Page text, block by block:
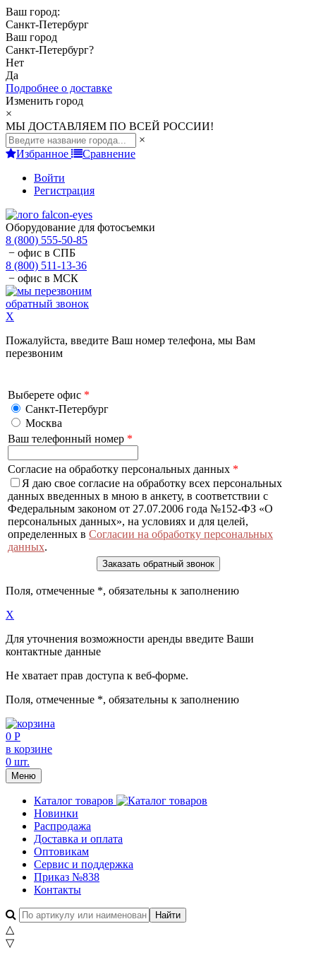
Ваш город:
Санкт-Петербург
Ваш город
Санкт-Петербург?
Нет
Да
Подробнее о доставке
Изменить город
×
МЫ ДОСТАВЛЯЕМ ПО ВСЕЙ РОССИИ!
×
Избранное
Сравнение
Войти
Регистрация
Оборудование для фотосъемки
8 (800) 555-50-85
− офис в СПБ
8 (800) 511-13-36
− офис в МСК
обратный звонок
X
Пожалуйста, введите Ваш номер телефона, мы Вам
перезвоним
Выберете офис *
Санкт-Петербург
Москва
Ваш телефонный номер *
Согласие на обработку персональных данных *
Я даю свое согласие на обработку всех персональных
данных введенных в мною в анкету, в соответствии с
Федеральным законом от 27.07.2006 года №152-ФЗ «О
персональных данных», на условиях и для целей,
определенных в Согласии на обработку персональных
данных.
Поля, отмеченные *, обязательны к заполнению
X
Для уточнения возможности аренды введите Ваши
контактные данные
Не хватает прав доступа к веб-форме.
Поля, отмеченные *, обязательны к заполнению
0 Р
в корзине
0 шт.
Меню
Каталог товаров
Новинки
Распродажа
Доставка и оплата
Оптовикам
Сервис и поддержка
Приказ №838
Контакты
△
▽